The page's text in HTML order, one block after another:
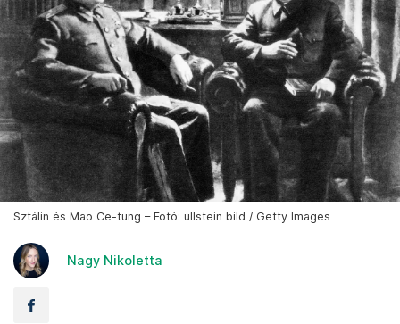
Sztálin és Mao Ce-tung – Fotó: ullstein bild / Getty Images
Nagy Nikoletta